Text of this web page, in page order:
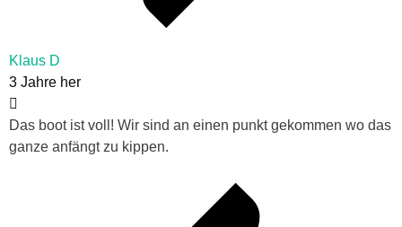
Klaus D
3 Jahre her
Das boot ist voll! Wir sind an einen punkt gekommen wo das
ganze anfängt zu kippen.